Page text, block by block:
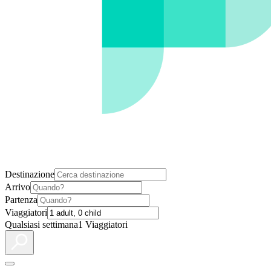
Destinazione
Arrivo
Partenza
Viaggiatori
Qualsiasi settimana1 Viaggiatori